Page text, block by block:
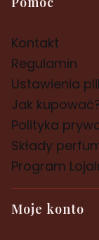
Kontakt
Regulamin
Ustawienia
Jak
Polityka
Składy
Program
Moje konto